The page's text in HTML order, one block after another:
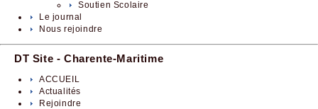
Soutien Scolaire
Le journal
Nous rejoindre
DT Site - Charente-Maritime
ACCUEIL
Actualités
Rejoindre